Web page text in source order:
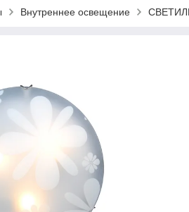
Внутреннее освещение